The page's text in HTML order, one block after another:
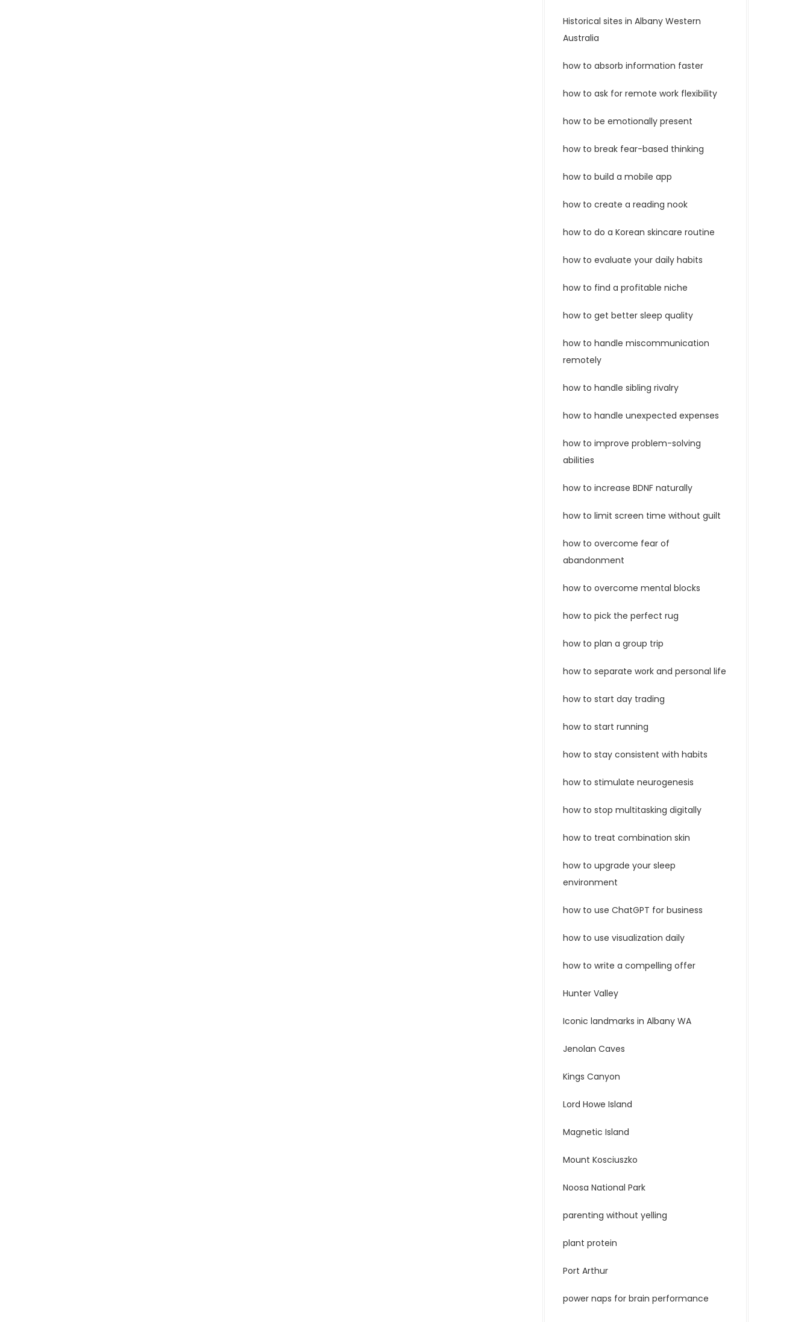
Historical sites in Albany Western
Australia
how to absorb information faster
how to ask for remote work flexibility
how to be emotionally present
how to break fear-based thinking
how to build a mobile app
how to create a reading nook
how to do a Korean skincare routine
how to evaluate your daily habits
how to find a profitable niche
how to get better sleep quality
how to handle miscommunication
remotely
how to handle sibling rivalry
how to handle unexpected expenses
how to improve problem-solving
abilities
how to increase BDNF naturally
how to limit screen time without guilt
how to overcome fear of
abandonment
how to overcome mental blocks
how to pick the perfect rug
how to plan a group trip
how to separate work and personal life
how to start day trading
how to start running
how to stay consistent with habits
how to stimulate neurogenesis
how to stop multitasking digitally
how to treat combination skin
how to upgrade your sleep
environment
how to use ChatGPT for business
how to use visualization daily
how to write a compelling offer
Hunter Valley
Iconic landmarks in Albany WA
Jenolan Caves
Kings Canyon
Lord Howe Island
Magnetic Island
Mount Kosciuszko
Noosa National Park
parenting without yelling
plant protein
Port Arthur
power naps for brain performance